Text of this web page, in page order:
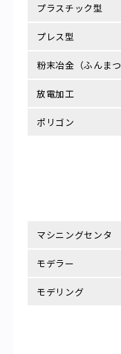
プラスチック型
プレス型
粉末冶金（ふんまつ
放電加工
ポリゴン
マシニングセンタ
モデラー
モデリング